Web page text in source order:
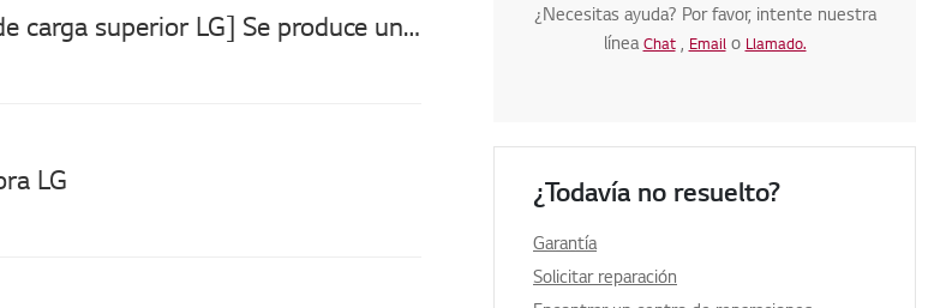
[Ruido de la lavadora de carga superior LG] Se produce un ruido al girar.
LG
¿Necesitas ayuda? Por favor, intente nuestra
línea Chat, Emailo Llamado.
¿Todavía no resuelto?
Garantía
Solicitar reparación